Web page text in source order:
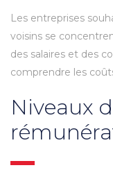
Les entreprises
voisins se
des salaires et des
comprendre les
Niveaux